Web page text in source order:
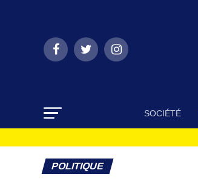
SOCIÉTÉ
POLITIQUE